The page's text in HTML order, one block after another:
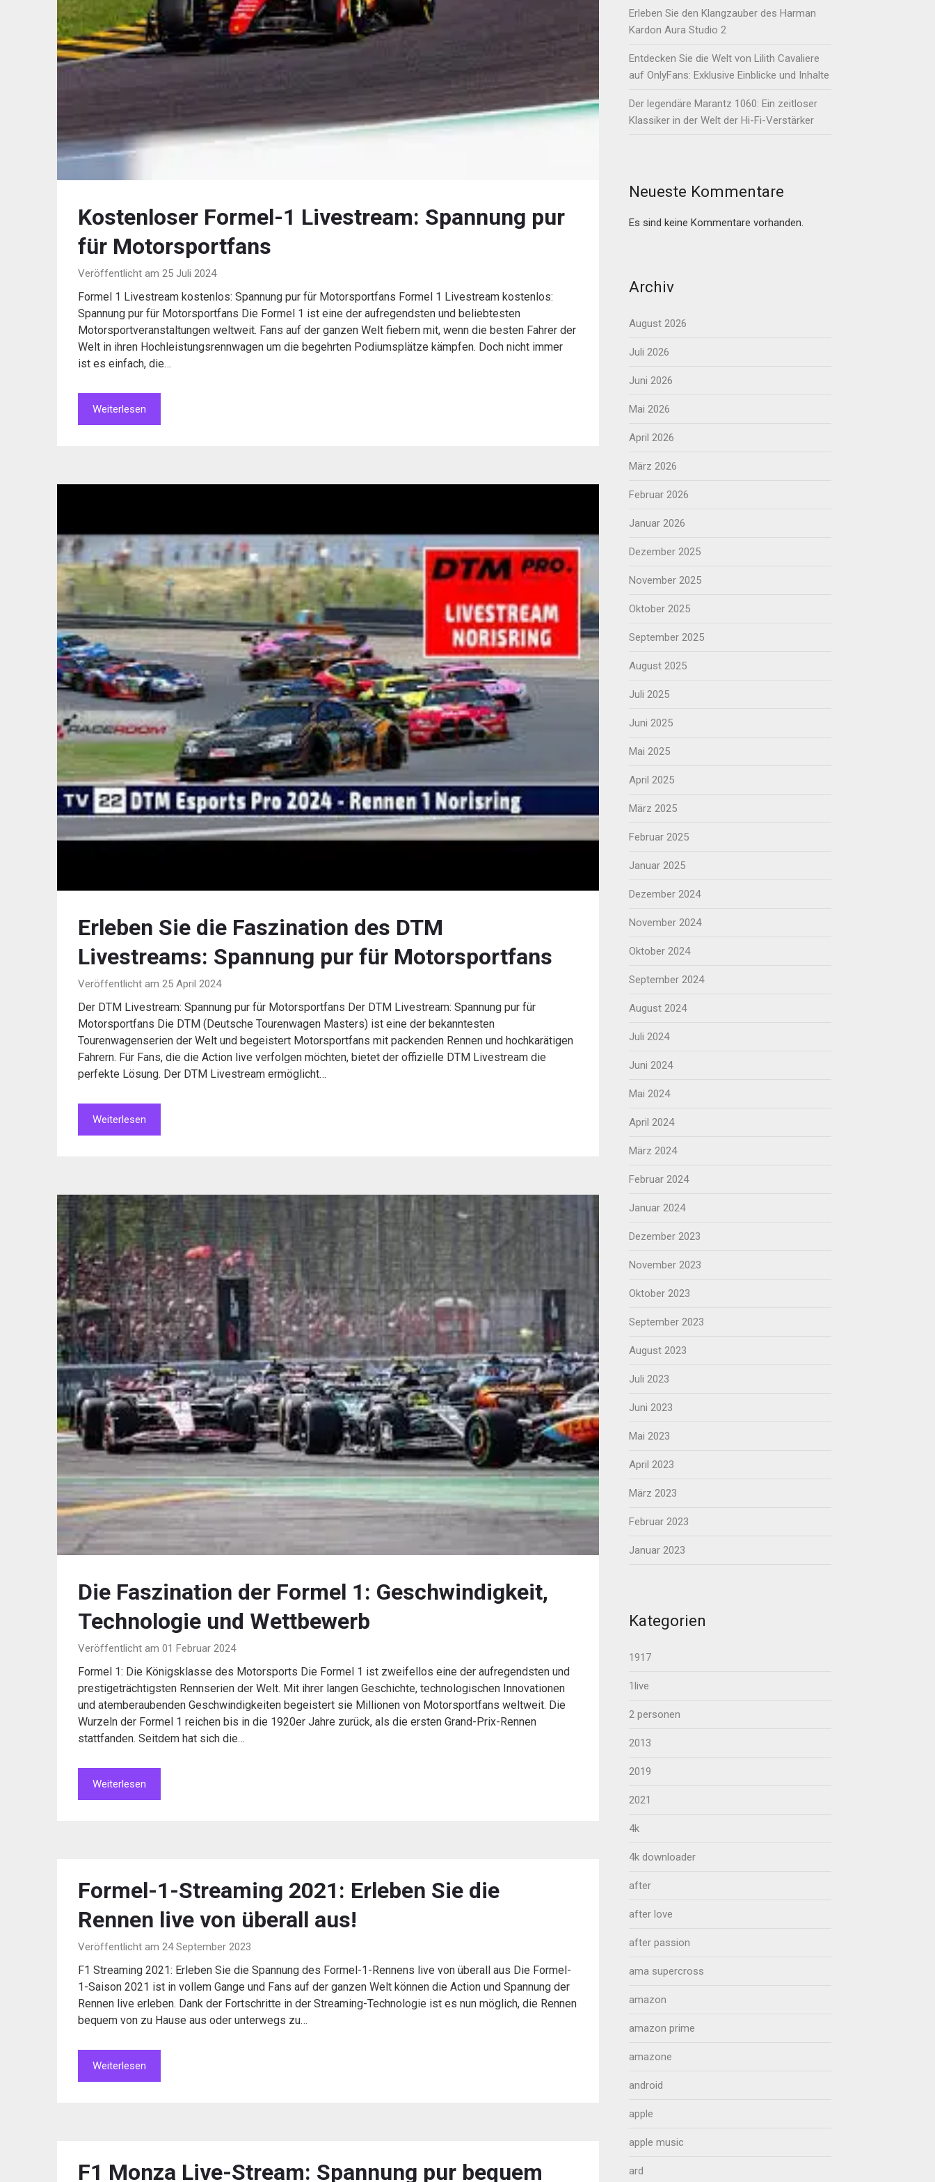
Kostenloser Formel-1 Livestream: Spannung pur
für Motorsportfans
Veröffentlicht am 25 Juli 2024
Formel 1 Livestream kostenlos: Spannung pur für Motorsportfans Formel 1 Livestream kostenlos:
Spannung pur für Motorsportfans Die Formel 1 ist eine der aufregendsten und beliebtesten
Motorsportveranstaltungen weltweit. Fans auf der ganzen Welt fiebern mit, wenn die besten Fahrer der
Welt in ihren Hochleistungsrennwagen um die begehrten Podiumsplätze kämpfen. Doch nicht immer
ist es einfach, die…
Weiterlesen
Erleben Sie die Faszination des DTM
Livestreams: Spannung pur für Motorsportfans
Veröffentlicht am 25 April 2024
Der DTM Livestream: Spannung pur für Motorsportfans Der DTM Livestream: Spannung pur für
Motorsportfans Die DTM (Deutsche Tourenwagen Masters) ist eine der bekanntesten
Tourenwagenserien der Welt und begeistert Motorsportfans mit packenden Rennen und hochkarätigen
Fahrern. Für Fans, die die Action live verfolgen möchten, bietet der offizielle DTM Livestream die
perfekte Lösung. Der DTM Livestream ermöglicht…
Weiterlesen
Die Faszination der Formel 1: Geschwindigkeit,
Technologie und Wettbewerb
Veröffentlicht am 01 Februar 2024
Formel 1: Die Königsklasse des Motorsports Die Formel 1 ist zweifellos eine der aufregendsten und
prestigeträchtigsten Rennserien der Welt. Mit ihrer langen Geschichte, technologischen Innovationen
und atemberaubenden Geschwindigkeiten begeistert sie Millionen von Motorsportfans weltweit. Die
Wurzeln der Formel 1 reichen bis in die 1920er Jahre zurück, als die ersten Grand-Prix-Rennen
stattfanden. Seitdem hat sich die…
Weiterlesen
Formel-1-Streaming 2021: Erleben Sie die
Rennen live von überall aus!
Veröffentlicht am 24 September 2023
F1 Streaming 2021: Erleben Sie die Spannung des Formel-1-Rennens live von überall aus Die Formel-
1-Saison 2021 ist in vollem Gange und Fans auf der ganzen Welt können die Action und Spannung der
Rennen live erleben. Dank der Fortschritte in der Streaming-Technologie ist es nun möglich, die Rennen
bequem von zu Hause aus oder unterwegs zu…
Weiterlesen
F1 Monza Live-Stream: Spannung pur bequem
Erleben Sie den Klangzauber des Harman
Kardon Aura Studio 2
Entdecken Sie die Welt von Lilith Cavaliere
auf OnlyFans: Exklusive Einblicke und Inhalte
Der legendäre Marantz 1060: Ein zeitloser
Klassiker in der Welt der Hi-Fi-Verstärker
Neueste Kommentare
Es sind keine Kommentare vorhanden.
Archiv
August 2026
Juli 2026
Juni 2026
Mai 2026
April 2026
März 2026
Februar 2026
Januar 2026
Dezember 2025
November 2025
Oktober 2025
September 2025
August 2025
Juli 2025
Juni 2025
Mai 2025
April 2025
März 2025
Februar 2025
Januar 2025
Dezember 2024
November 2024
Oktober 2024
September 2024
August 2024
Juli 2024
Juni 2024
Mai 2024
April 2024
März 2024
Februar 2024
Januar 2024
Dezember 2023
November 2023
Oktober 2023
September 2023
August 2023
Juli 2023
Juni 2023
Mai 2023
April 2023
März 2023
Februar 2023
Januar 2023
Kategorien
1917
1live
2 personen
2013
2019
2021
4k
4k downloader
after
after love
after passion
ama supercross
amazon
amazon prime
amazone
android
apple
apple music
ard